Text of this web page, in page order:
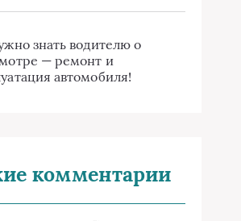
знать водителю о
— ремонт и
автомобиля!
комментарии